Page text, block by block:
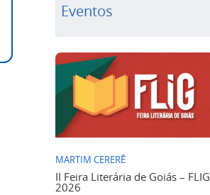
Eventos
MARTIM CERERÊ
II Feira Literária de Goiás – FLIG
2026